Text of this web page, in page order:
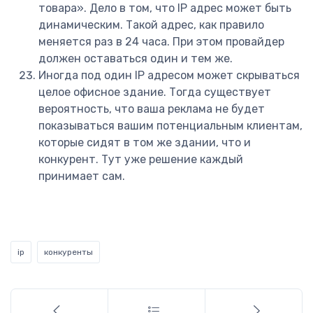
товара». Дело в том, что IP адрес может быть
динамическим. Такой адрес, как правило
меняется раз в 24 часа. При этом провайдер
должен оставаться один и тем же.
Иногда под один IP адресом может скрываться
целое офисное здание. Тогда существует
вероятность, что ваша реклама не будет
показываться вашим потенциальным клиентам,
которые сидят в том же здании, что и
конкурент. Тут уже решение каждый
принимает сам.
ip конкуренты